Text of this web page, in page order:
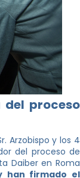
proceso
Arzobispo y los 4
del proceso de
Daiber en Roma
han firmado el